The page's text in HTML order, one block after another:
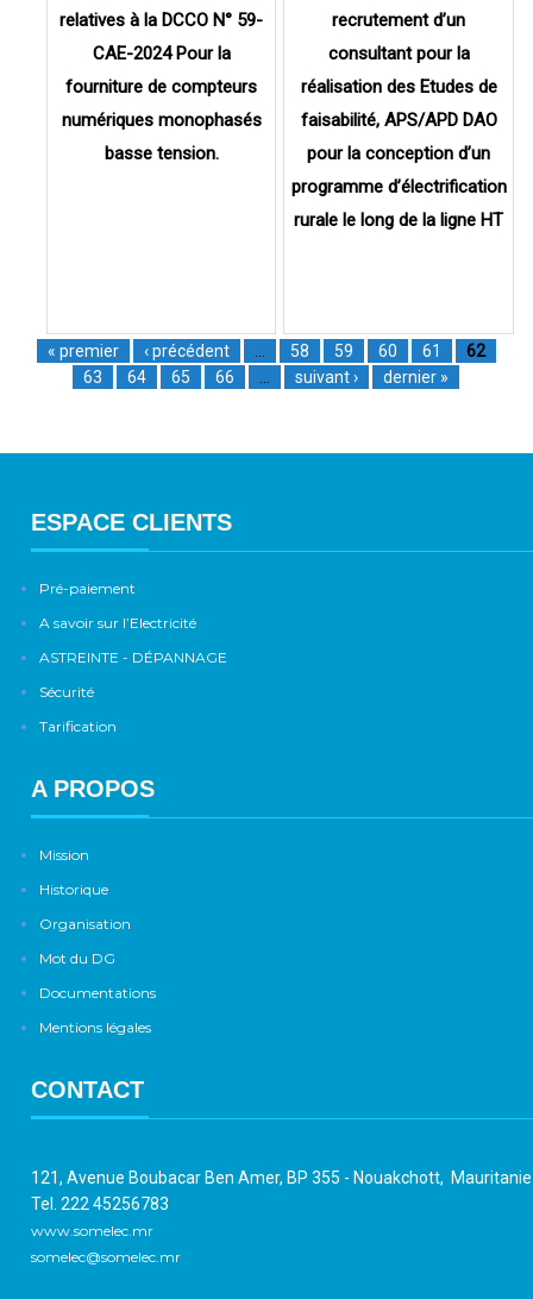
recrutement d’un
consultant pour la
réalisation des Etudes de
faisabilité, APS/APD DAO
pour la conception d’un
programme d’électrification
rurale le long de la ligne HT
relatives à la DCCO N° 59-
CAE-2024 Pour la
fourniture de compteurs
numériques monophasés
basse tension.
« premier ‹ précédent 58 59 60 61
62
63
64 65 66 suivant › dernier »
ESPACE CLIENTS
Pré-paiement
A savoir sur l’Electricité
ASTREINTE - DÉPANNAGE
Sécurité
Tarification
A PROPOS
Mission
Historique
Organisation
Mot du DG
Documentations
Mentions légales
CONTACT
121, Avenue Boubacar Ben Amer, BP 355 - Nouakchott,
Tel. 222 45256783
www.somelec.mr
somelec@somelec.mr